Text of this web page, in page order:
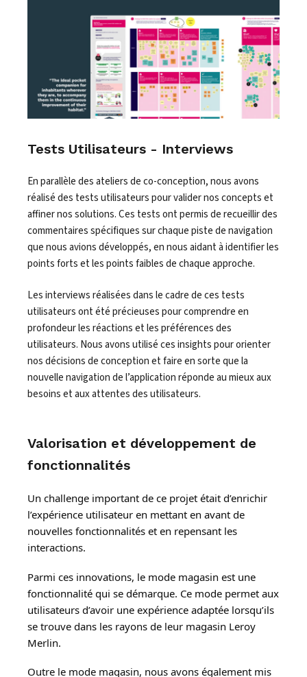
Tests Utilisateurs - Interviews
En parallèle des ateliers de co-conception, nous avons
réalisé des tests utilisateurs pour valider nos concepts et
affiner nos solutions. Ces tests ont permis de recueillir des
commentaires spécifiques sur chaque piste de navigation
que nous avions développés, en nous aidant à identifier les
points forts et les points faibles de chaque approche.
Les interviews réalisées dans le cadre de ces tests
utilisateurs ont été précieuses pour comprendre en
profondeur les réactions et les préférences des
utilisateurs. Nous avons utilisé ces insights pour orienter
nos décisions de conception et faire en sorte que la
nouvelle navigation de l’application réponde au mieux aux
besoins et aux attentes des utilisateurs.
Valorisation et développement de
fonctionnalités
Un challenge important de ce projet était d’enrichir
l’expérience utilisateur en mettant en avant de
nouvelles fonctionnalités et en repensant les
interactions.
Parmi ces innovations, le mode magasin est une
fonctionnalité qui se démarque. Ce mode permet aux
utilisateurs d’avoir une expérience adaptée lorsqu’ils
se trouve dans les rayons de leur magasin Leroy
Merlin.
Outre le mode magasin, nous avons également mis